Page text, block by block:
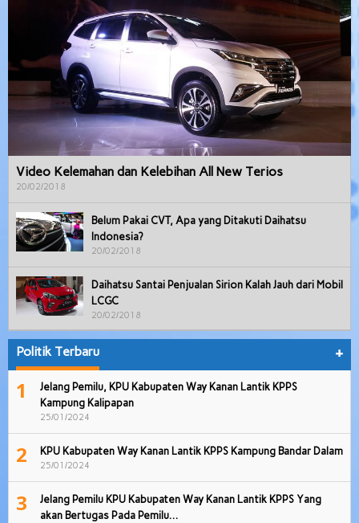
Video Kelemahan dan Kelebihan All New Terios
20/02/2018
Belum Pakai CVT, Apa yang Ditakuti Daihatsu
Indonesia?
20/02/2018
Daihatsu Santai Penjualan Sirion Kalah Jauh dari Mobil
LCGC
20/02/2018
Politik Terbaru +
1
Jelang Pemilu, KPU Kabupaten Way Kanan Lantik KPPS
Kampung Kalipapan
25/01/2024
2 KPU Kabupaten Way Kanan Lantik KPPS Kampung Bandar Dalam
25/01/2024
3
Jelang Pemilu KPU Kabupaten Way Kanan Lantik KPPS Yang
akan Bertugas Pada Pemilu…